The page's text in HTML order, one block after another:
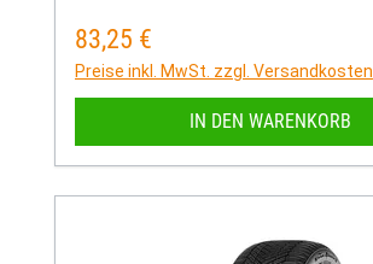
Regulärer Preis:
83,25 €
Preise inkl. MwSt. zzgl. Versandkosten
IN DEN WARENKORB